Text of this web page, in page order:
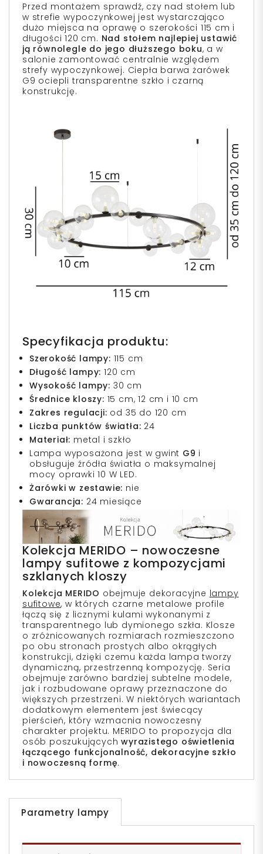
Przed montażem sprawdź, czy nad stołem lub
w strefie wypoczynkowej jest wystarczająco
dużo miejsca na oprawę o szerokości 115 cm i
długości 120 cm. Nad stołem najlepiej ustawić
ją równolegle do jego dłuższego boku, a w
salonie zamontować centralnie względem
strefy wypoczynkowej. Ciepła barwa żarówek
G9 ociepli transparentne szkło i czarną
konstrukcję.
Specyfikacja produktu:
Szerokość lampy: 115 cm
Długość lampy: 120 cm
Wysokość lampy: 30 cm
Średnice kloszy: 15 cm, 12 cm i 10 cm
Zakres regulacji: od 35 do 120 cm
Liczba punktów światła: 24
Materiał: metal i szkło
Lampa wyposażona jest w gwint G9 i
obsługuje źródła światła o maksymalnej
mocy oprawki 10 W LED.
Żarówki w zestawie: nie
Gwarancja: 24 miesiące
Kolekcja MERIDO – nowoczesne
lampy sufitowe z kompozycjami
szklanych kloszy
Kolekcja MERIDO obejmuje dekoracyjne lampy
sufitowe, w których czarne metalowe profile
łączą się z licznymi kulami wykonanymi z
transparentnego lub dymionego szkła. Klosze
o zróżnicowanych rozmiarach rozmieszczono
po obu stronach prostych albo okrągłych
konstrukcji, dzięki czemu każda lampa tworzy
dynamiczną, przestrzenną kompozycję. Seria
obejmuje zarówno bardziej subtelne modele,
jak i rozbudowane oprawy przeznaczone do
większych przestrzeni. W niektórych wariantach
dodatkowym elementem jest świecący
pierścień, który wzmacnia nowoczesny
charakter projektu. MERIDO to propozycja dla
osób poszukującychwyrazistego oświetlenia
łączącego funkcjonalność, dekoracyjne szkło
i nowoczesną formę.
Parametry lampy